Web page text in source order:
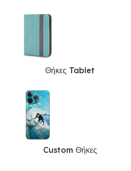
Θήκες Tablet
Custom Θήκες